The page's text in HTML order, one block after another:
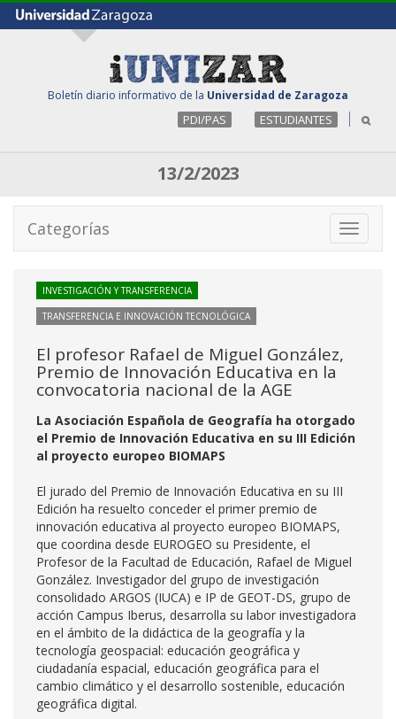
Boletín diario informativo de la Universidad de Zaragoza
PDI/PAS ESTUDIANTES
13/2/2023
Toggle
Categorías
INVESTIGACIÓN Y TRANSFERENCIA
TRANSFERENCIA E INNOVACIÓN TECNOLÓGICA
El profesor Rafael de Miguel González,
Premio de Innovación Educativa en la
convocatoria nacional de la AGE
La Asociación Española de Geografía ha otorgado
el Premio de Innovación Educativa en su III Edición
al proyecto europeo BIOMAPS
El jurado del Premio de Innovación Educativa en su III
Edición ha resuelto conceder el primer premio de
innovación educativa al proyecto europeo BIOMAPS,
que coordina desde EUROGEO su Presidente, el
Profesor de la Facultad de Educación, Rafael de Miguel
González. Investigador del grupo de investigación
consolidado ARGOS (IUCA) e IP de GEOT-DS, grupo de
acción Campus Iberus, desarrolla su labor investigadora
en el ámbito de la didáctica de la geografía y la
tecnología geospacial: educación geográfica y
ciudadanía espacial, educación geográfica para el
cambio climático y el desarrollo sostenible, educación
geográfica digital.